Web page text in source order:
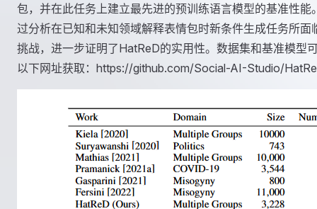
包，并在此任务上建立最先进的预训练语言模型的基准性能
过分析在已知和未知领域解释表情包时新条件生成任务所面
挑战，进一步证明了HatReD的实用性。数据集和基准模型
以下网址获取：https://github.com/Social-AI-Studio/